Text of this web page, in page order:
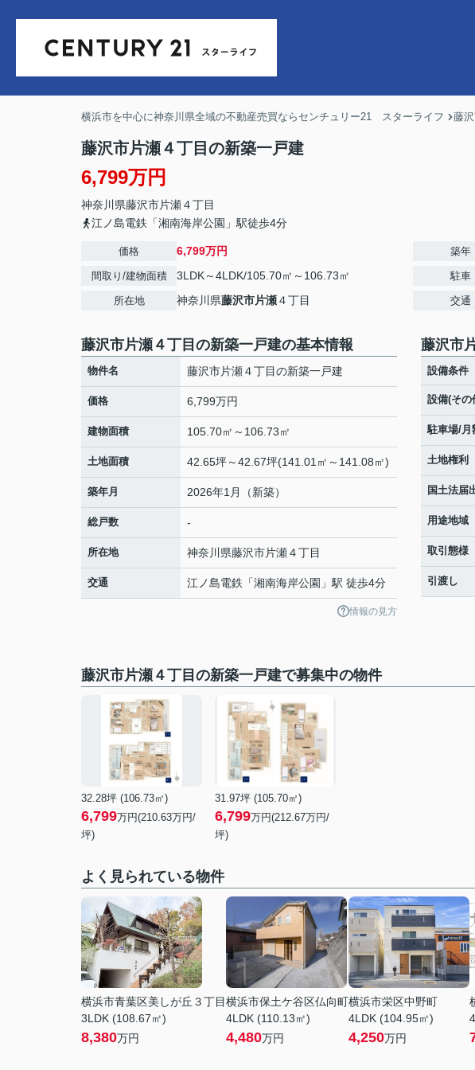
横浜市を中心に神奈川県全域の不動産売買ならセンチュリー21 スターライフ 藤
藤沢市片瀬４丁目の新築一戸建
6,799万円
神奈川県藤沢市片瀬４丁目
江ノ島電鉄「湘南海岸公園」駅徒歩4分
価格 6,799万円
間取り/建物面積 3LDK～4LDK/105.70㎡～106.73㎡
所在地 神奈川県藤沢市片瀬４丁目
築年
駐車
交通
藤沢市片瀬４丁目の新築一戸建の基本情報
物件名 藤沢市片瀬４丁目の新築一戸建
価格 6,799万円
建物面積 105.70㎡～106.73㎡
土地面積 42.65坪～42.67坪(141.01㎡～141.08㎡)
築年月 2026年1月（新築）
総戸数 -
所在地 神奈川県藤沢市片瀬４丁目
交通 江ノ島電鉄 「湘南海岸公園 」駅 徒歩4分
情報の見方
藤沢市
設備条件
設備(その
駐車場/月
土地権利
国土法届
用途地域
取引態様
引渡し
藤沢市片瀬４丁目の新築一戸建で募集中の物件
32.28坪 (106.73㎡)
6,799万円(210.63万円/
坪)
31.97坪 (105.70㎡)
6,799万円(212.67万円/
坪)
よく見られている物件
横浜市青葉区美しが丘３丁目
3LDK (108.67㎡)
8,380万円
横浜市保土ケ谷区仏向町
4LDK (110.13㎡)
4,480万円
横浜市栄区中野町
4LDK (104.95㎡)
4,250万円